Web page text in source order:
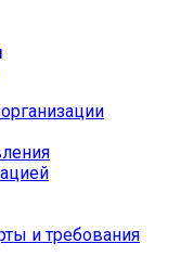
и требования